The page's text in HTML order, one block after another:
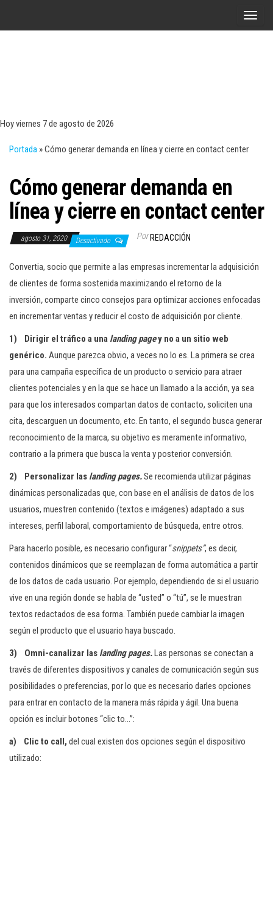
A
v
a
i
Hoy viernes 7 de agosto de 2026
Portada »Cómo generar demanda en línea y cierre en contact center
Cómo generar demanda en
línea y cierre en contact center
agosto 31, 2020 Desactivado Por REDACCIÓN
Convertia, socio que permite a las empresas incrementar la adquisición
de clientes de forma sostenida maximizando el retorno de la
inversión,comparte cinco consejos para optimizar acciones enfocadas
en incrementar ventas y reducir el costo de adquisición por cliente.
1) Dirigir el tráfico a una landing pagey no a un sitio web
genérico. Aunque parezca obvio, a veces no lo es. La primera se crea
para una campaña específica de un producto o servicio para atraer
clientes potenciales y en la que se hace un llamado a la acción, ya sea
para que los interesados compartan datos de contacto, soliciten una
cita, descarguen un documento, etc. En tanto, el segundo busca generar
reconocimiento de la marca, su objetivo es meramente informativo,
contrario a la primera que busca la venta y posterior conversión.
2) Personalizar las landing pages.Se recomienda utilizar páginas
dinámicas personalizadas que, con base en el análisis de datos de los
usuarios, muestren contenido (textos e imágenes) adaptado a sus
intereses, perfil laboral, comportamiento de búsqueda, entre otros.
Para hacerlo posible, es necesario configurar “snippets”, es decir,
contenidos dinámicos que se reemplazan de forma automática a partir
de los datos de cada usuario. Por ejemplo, dependiendo de si el usuario
vive en una región donde se habla de “usted” o “tú”, se le muestran
textos redactados de esa forma. También puede cambiar la imagen
según el producto que el usuario haya buscado.
3) Omni-canalizar las landing pages.Las personas se conectan a
través de diferentes dispositivos y canales de comunicación según sus
posibilidades o preferencias, por lo que es necesario darles opciones
para entrar en contacto de la manera más rápida y ágil. Una buena
opción es incluir botones “clic to…”:
a) Clic to call, del cual existen dos opciones según el dispositivo
utilizado: